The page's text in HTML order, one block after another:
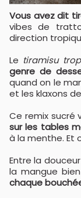
Vous avez dit
vibes de
direction
Le tiramisu
genre de
quand on le
et les klaxons
Ce remix sucré
sur les tables
à la menthe. Et
Entre la
la mangue
chaque